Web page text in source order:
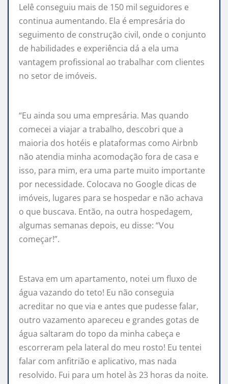
Lelê conseguiu mais de 150 mil seguidores e
continua aumentando. Ela é empresária do
seguimento de construção civil, onde o conjunto
de habilidades e experiência dá a ela uma
vantagem profissional ao trabalhar com clientes
no setor de imóveis.
“Eu ainda sou uma empresária. Mas quando
comecei a viajar a trabalho, descobri que a
maioria dos hotéis e plataformas como Airbnb
não atendia minha acomodação fora de casa e
isso, para mim, era uma parte muito importante
por necessidade. Colocava no Google dicas de
imóveis, lugares para se hospedar e não achava
o que buscava. Então, na outra hospedagem,
algumas semanas depois, eu disse: “Vou
começar!”.
Estava em um apartamento, notei um fluxo de
água vazando do teto! Eu não conseguia
acreditar no que via e antes que pudesse falar,
outro vazamento apareceu e grandes gotas de
água saltaram do topo da minha cabeça e
escorreram pela lateral do meu rosto! Eu tentei
falar com anfitrião e aplicativo, mas nada
resolvido. Fui para um hotel às 23 horas da noite.